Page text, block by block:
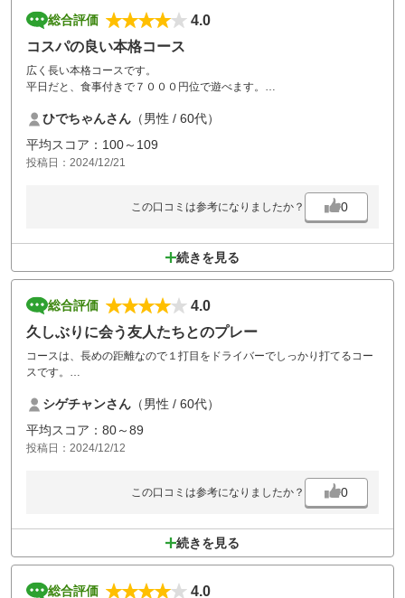
総合評価
4.0
コスパの良い本格コース
広く長い本格コースです。
平日だと、食事付きで７０００円位で遊べます。
来年４月から、サブバッグ禁止になります。
ひでちゃんさん （男性 / 60代）
平均スコア：100～109
投稿日：2024/12/21
この口コミは参考になりましたか？ 0
続きを見る
総合評価
4.0
久しぶりに会う友人たちとのプレー
コースは、長めの距離なので１打目をドライバーでしっかり打てるコー
スです。
ではないかと思います。
他のコースと比べると練習グリーンが狭いのでもう少し広ければよいで
すね。
カートは、座席がヒーター付をチョイスしました。冬は温かくて感動で
乗り入れもチョイスでき、会話もしかり出来、楽しく回れました。
シゲチャンさん （男性 / 60代）
平均スコア：80～89
投稿日：2024/12/12
この口コミは参考になりましたか？ 0
続きを見る
総合評価 4.0